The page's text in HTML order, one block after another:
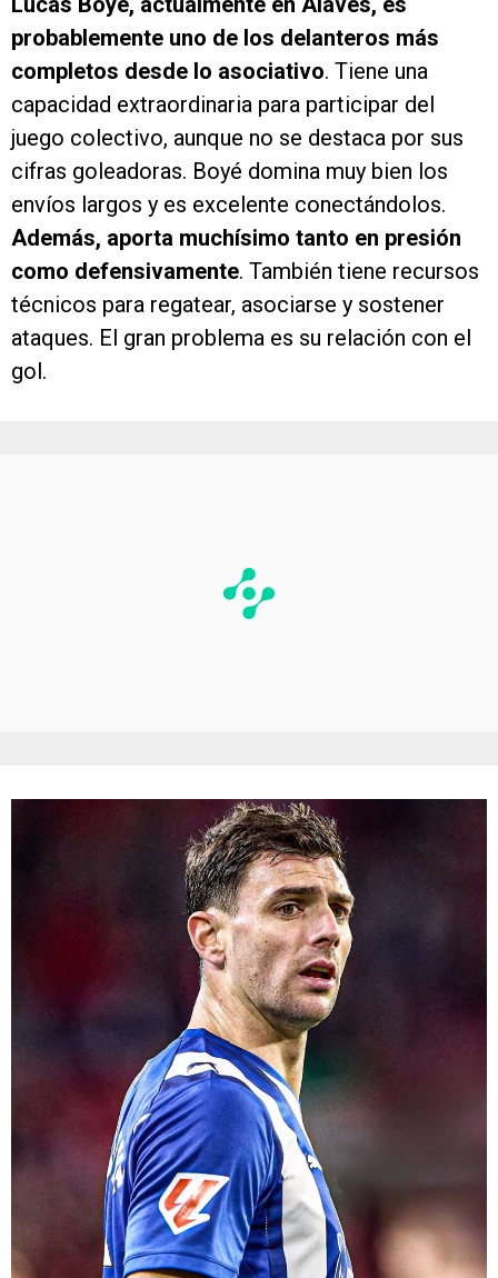
probablemente uno de los delanteros más
completos desde lo asociativo. Tiene una
capacidad extraordinaria para participar del
juego colectivo, aunque no se destaca por sus
cifras goleadoras. Boyé domina muy bien los
envíos largos y es excelente conectándolos.
Además, aporta muchísimo tanto en presión
como defensivamente. También tiene recursos
técnicos para regatear, asociarse y sostener
ataques. El gran problema es su relación con el
gol.